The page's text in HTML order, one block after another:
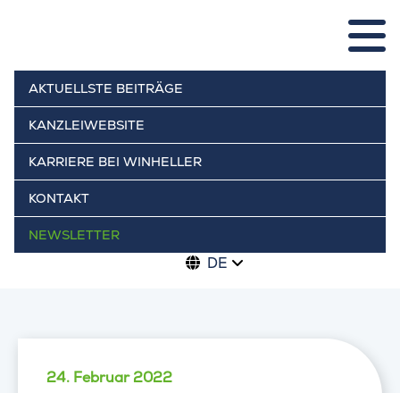
AKTUELLSTE BEITRÄGE
KANZLEIWEBSITE
KARRIERE BEI WINHELLER
KONTAKT
NEWSLETTER
DE
24. Februar 2022